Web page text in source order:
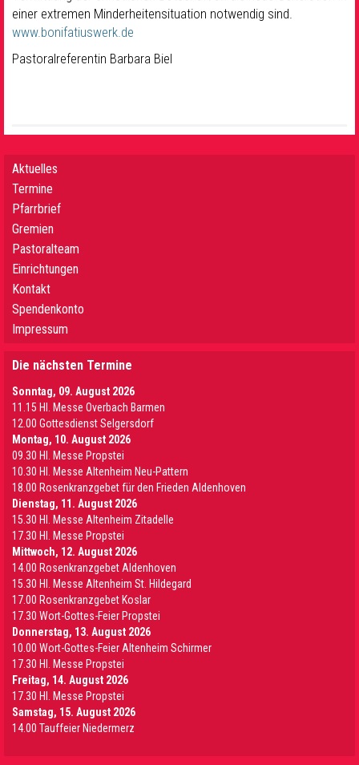
einer extremen Minderheitensituation notwendig sind.
www.bonifatiuswerk.de
Pastoralreferentin Barbara Biel
Aktuelles
Termine
Pfarrbrief
Gremien
Pastoralteam
Einrichtungen
Kontakt
Spendenkonto
Impressum
Die nächsten Termine
Sonntag, 09. August 2026
11.15 Hl. Messe Overbach Barmen
12.00 Gottesdienst Selgersdorf
Montag, 10. August 2026
09.30 Hl. Messe Propstei
10.30 Hl. Messe Altenheim Neu-Pattern
18.00 Rosenkranzgebet für den Frieden Aldenhoven
Dienstag, 11. August 2026
15.30 Hl. Messe Altenheim Zitadelle
17.30 Hl. Messe Propstei
Mittwoch, 12. August 2026
14.00 Rosenkranzgebet Aldenhoven
15.30 Hl. Messe Altenheim St. Hildegard
17.00 Rosenkranzgebet Koslar
17.30 Wort-Gottes-Feier Propstei
Donnerstag, 13. August 2026
10.00 Wort-Gottes-Feier Altenheim Schirmer
17.30 Hl. Messe Propstei
Freitag, 14. August 2026
17.30 Hl. Messe Propstei
Samstag, 15. August 2026
14.00 Tauffeier Niedermerz